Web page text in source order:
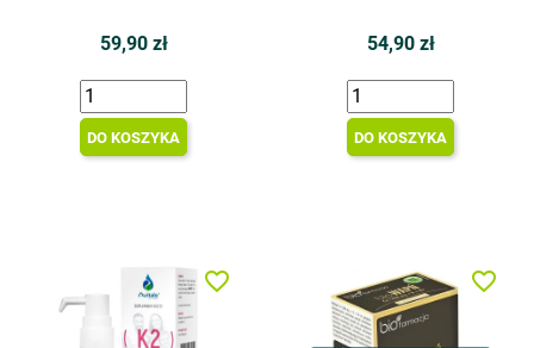
59,90 zł
DO KOSZYKA
54,90 zł
DO KOSZYKA
favorite_border favorite_border